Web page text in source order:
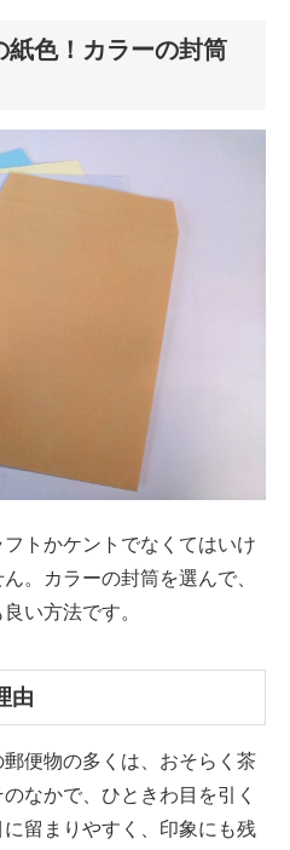
紙色！カラーの封筒
トかケントでなくてはいけ
。カラーの封筒を選んで、
い方法です。
由
便物の多くは、おそらく茶
なかで、ひときわ目を引く
留まりやすく、印象にも残